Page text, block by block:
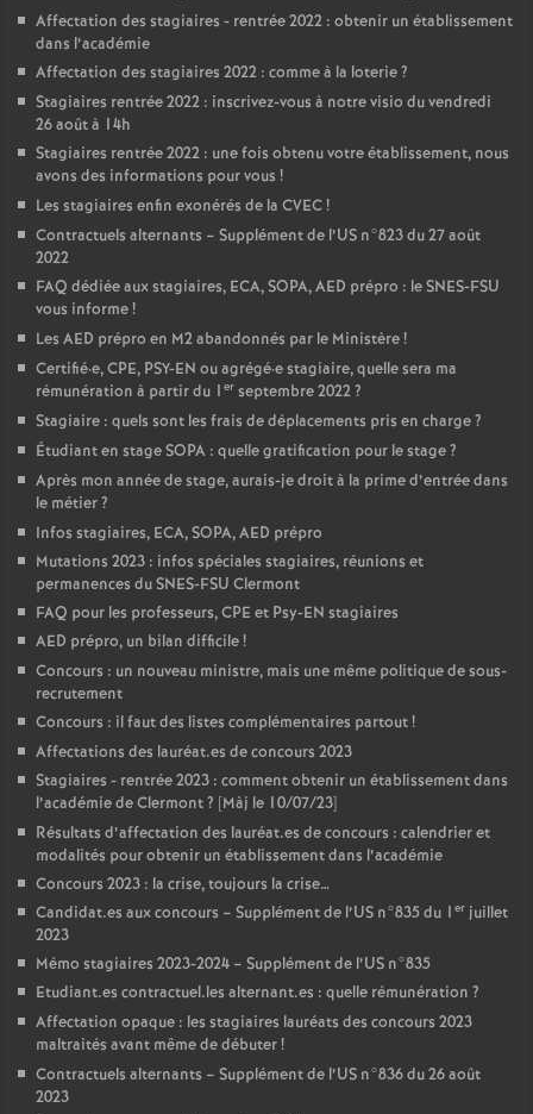
Affectation des stagiaires - rentrée 2022 : obtenir un établissement
dans l’académie
Affectation des stagiaires 2022 : comme à la loterie?
Stagiaires rentrée 2022 : inscrivez-vous à notre visio du vendredi
26 août à 14h
Stagiaires rentrée 2022 : une fois obtenu votre établissement, nous
avons des informations pour vous !
Les stagiaires enfin exonérés de la CVEC!
Contractuels alternants – Supplément de l’US n°823 du 27 août
2022
FAQ dédiée aux stagiaires, ECA, SOPA, AED prépro : le SNES-FSU
vous informe!
Les AED prépro en M2 abandonnés par le Ministère!
Certifié·e, CPE, PSY-EN ou agrégé·e stagiaire, quelle sera ma
rémunération à partir du 1 er septembre 2022?
Stagiaire : quels sont les frais de déplacements pris en charge?
Étudiant en stage SOPA : quelle gratification pour le stage?
Après mon année de stage, aurais-je droit à la prime d’entrée dans
le métier?
Infos stagiaires, ECA, SOPA, AED prépro
Mutations 2023 : infos spéciales stagiaires, réunions et
permanences du SNES-FSU Clermont
FAQ pour les professeurs, CPE et Psy-EN stagiaires
AED prépro, un bilan difficile!
Concours : un nouveau ministre, mais une même politique de sous-
recrutement
Concours : il faut des listes complémentaires partout!
Affectations des lauréat.es de concours 2023
Stagiaires - rentrée 2023 : comment obtenir un établissement dans
l’académie de Clermont? [Màj le 10/07/23]
Résultats d’affectation des lauréat.es de concours : calendrier et
modalités pour obtenir un établissement dans l’académie
Concours 2023 : la crise, toujours la crise…
Candidat.es aux concours – Supplément de l’US n°835 du 1 er juillet
2023
Mémo stagiaires 2023-2024 – Supplément de l’US n°835
Etudiant.es contractuel.les alternant.es : quelle rémunération ?
Affectation opaque : les stagiaires lauréats des concours 2023
maltraités avant même de débuter!
Contractuels alternants – Supplément de l’US n°836 du 26 août
2023